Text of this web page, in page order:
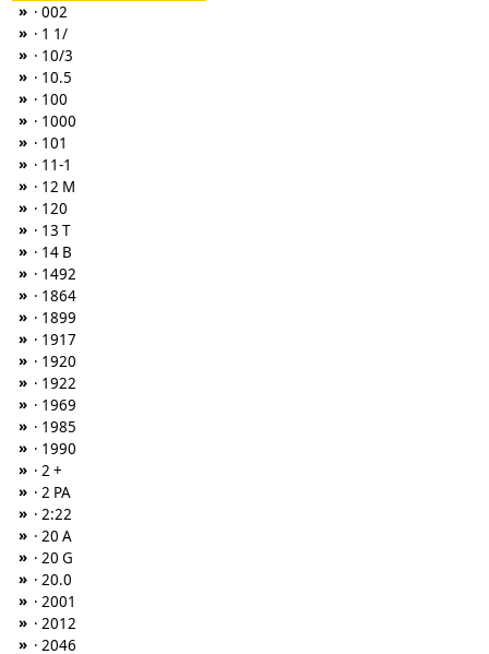
» · 002
» · 1 1/
» · 10/3
» · 10.5
» · 100
» · 1000
» · 101
» · 11-1
» · 12 M
» · 120
» · 13 T
» · 14 B
» · 1492
» · 1864
» · 1899
» · 1917
» · 1920
» · 1922
» · 1969
» · 1985
» · 1990
» · 2 +
» · 2 PA
» · 2:22
» · 20 A
» · 20 G
» · 20.0
» · 2001
» · 2012
» · 2046